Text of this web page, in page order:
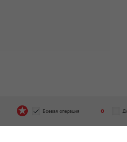
Боевая операция